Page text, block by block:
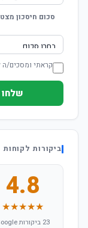
סכום חיסכון
קראתי ומסכים/ה
שלחו
ביקורות לקוחות
4.8
★★★★★
23 ביקורות Google